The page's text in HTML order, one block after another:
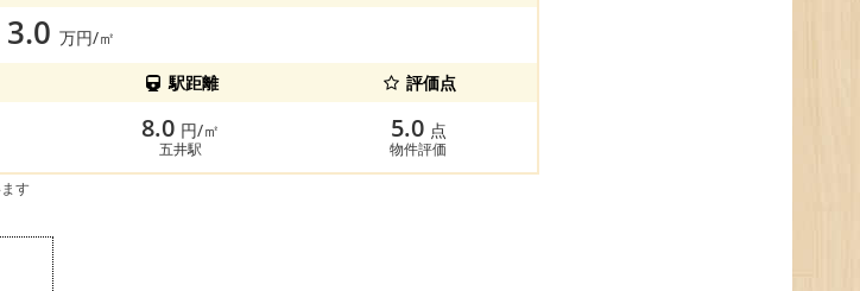
3.0万円/㎡
駅距離 評価点
8.0 円/㎡
五井駅
5.0 点
物件評価
す